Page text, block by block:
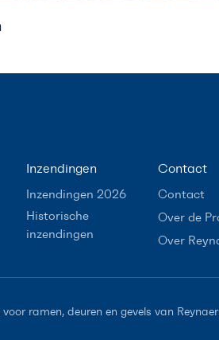
Inzendingen
Inzendingen 2026
Historische
inzendingen
Contact
Contact
Over de
Over
ramen, deuren en gevels van